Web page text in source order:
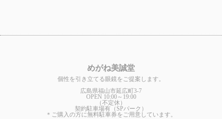
めがね美誠堂
個性を引き立てる眼鏡をご提案します。
広島県福山市延広町3-7
OPEN 10:00～19:00
（不定休）
契約駐車場有（SPパーク）
＊ご購入の方に無料駐車券をご用意しています。